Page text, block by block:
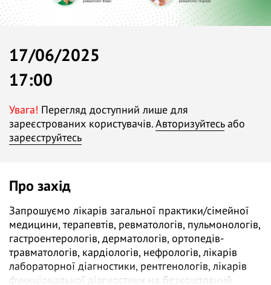
17/06/2025
17:00
Увага! Перегляд доступний лише для
зареєстрованих користувачів.Авторизуйтесьабо
зареєструйтесь
Про захід
Запрошуємо лікарів загальної практики/сімейної
медицини, терапевтів, ревматологів, пульмонологів,
гастроентерологів, дерматологів, ортопедів-
травматологів, кардіологів, нефрологів, лікарів
лабораторної діагностики, рентгенологів, лікарів
функціональної діагностики на безкоштовний